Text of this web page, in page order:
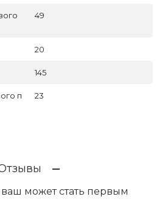
49
20
145
п
23
может стать первым